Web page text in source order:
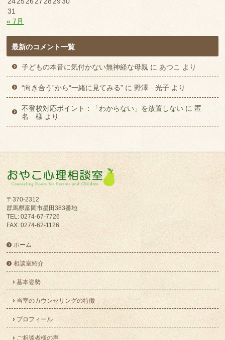
31
« 7月
最新のコメント一覧
子どもの本音に気付かない無神経な母親 にあつこ より
“向き合う”から“一緒に見てみる” に 野澤 光子 より
不登校対応ポイント：「わからない」を放置しない に 匿
名 様 より
〒370-2312
群馬県富岡市星田383番地
TEL: 0274-67-7726
FAX: 0274-62-1126
ホーム
相談室紹介
基本姿勢
当室のカウンセリングの特徴
プロフィール
ご相談者様の声